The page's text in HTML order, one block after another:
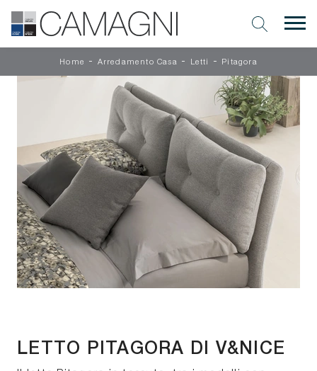
Home - Arredamento Casa - Letti - Pitagora
LETTO PITAGORA DI V&NICE